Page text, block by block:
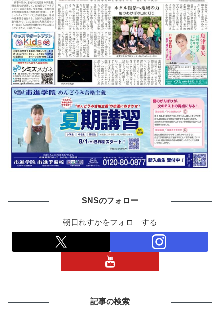
SNSのフォロー
朝日れすかをフォローする
記事の検索